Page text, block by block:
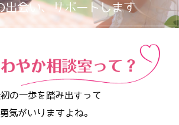
出会い、サポートします
の一歩を踏み出すって
勇気がいりますよね。